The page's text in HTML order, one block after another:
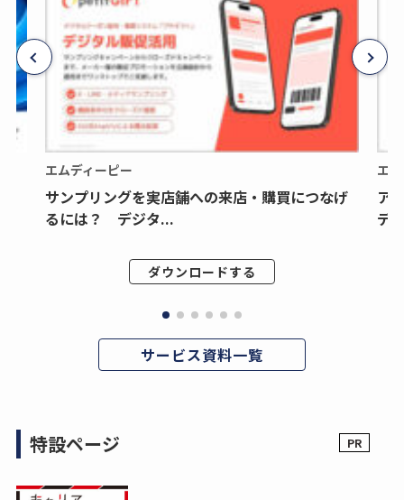
エムディーピー
サンプリングを実店舗への来店・購買につなげ
るには？ デジタ...
ダウンロードする
エ
ア
デ
サービス資料一覧
特設ページ